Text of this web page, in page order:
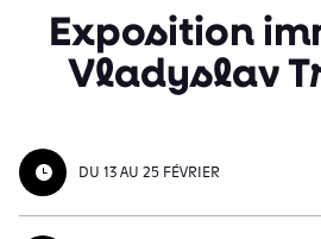
Exposition
Vladyslav
DU 13 AU 25 FÉVRIER